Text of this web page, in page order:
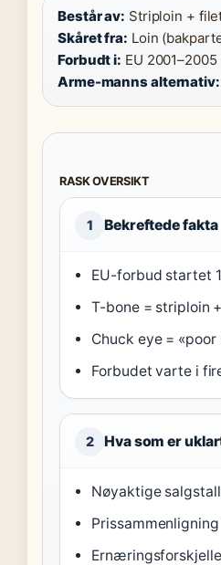
Består av: Striploin +
Skåret fra: Loin
Forbudt i: EU 2001–2005
Arme-manns alternativ:
RASK OVERSIKT
1 Bekreftede fakta
EU-forbud startet
T-bone = striploin
Chuck eye = «poor
Forbudet varte i
2 Hva som er
Nøyaktige